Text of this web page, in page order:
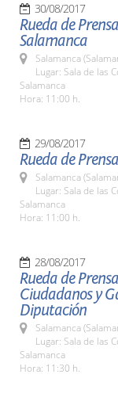
30/08/2017
Rueda de
Salamanca
Salamanca
Lugar: Sala de las
Salamanca
Hora: 11:00 h.
29/08/2017
Rueda de
Salamanca
Lugar: Sala de las
Salamanca
Hora: 11:00 h.
28/08/2017
Rueda de
Ciudadanos y
Diputación
Salamanca
Lugar: Sala de las
Salamanca
Hora: 11:30 h.